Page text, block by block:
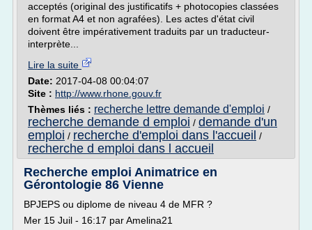
acceptés (original des justificatifs + photocopies classées
en format A4 et non agrafées). Les actes d'état civil
doivent être impérativement traduits par un traducteur-
interprète...
Lire la suite
Date: 2017-04-08 00:04:07
Site : http://www.rhone.gouv.fr
Thèmes liés : recherche lettre demande d'emploi /
recherche demande d emploi / demande d'un
emploi / recherche d'emploi dans l'accueil /
recherche d emploi dans l accueil
Recherche emploi Animatrice en
Gérontologie 86 Vienne
BPJEPS ou diplome de niveau 4 de MFR ?
Mer 15 Juil - 16:17 par Amelina21